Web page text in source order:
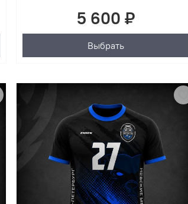
5 600 ₽
Выбрать